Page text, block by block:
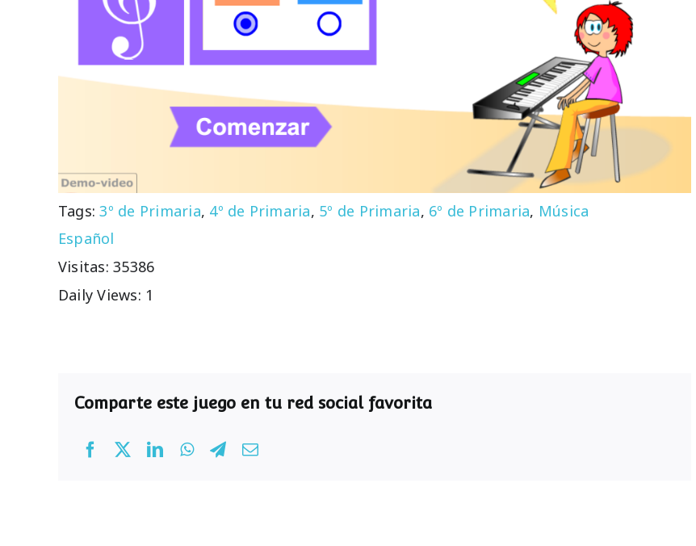
Tags:3º de Primaria, 4º de Primaria, 5º de Primaria, 6º de Primaria, Música
Español
Visitas: 35386
Daily Views: 1
Comparte este juego en tu red social favorita